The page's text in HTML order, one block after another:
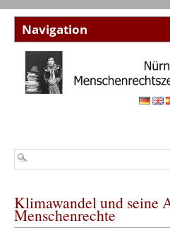
Klimawandel und seine
Menschenrechte